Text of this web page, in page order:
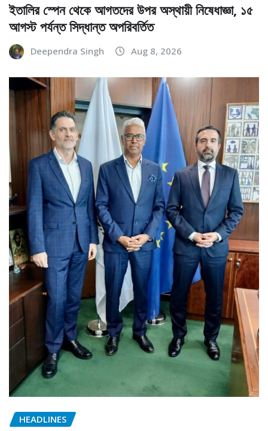
ইতালির স্পেন থেকে আগতদের উপর অস্থায়ী নিষেধাজ্ঞা, ১৫
আগস্ট পর্যন্ত সিদ্ধান্ত অপরিবর্তিত
Deependra Singh Aug 8, 2026
HEADLINES